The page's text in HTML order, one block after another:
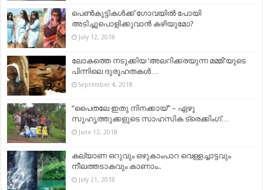
പെൺകുട്ടികൾക്ക് ഗോവയിൽ പോയി
അടിച്ചുപൊളിക്കുവാൻ കഴിയുമോ?
July 12, 2018
ലോകത്തെ നടുക്കിയ ‘അലറിക്കരയുന്ന മമ്മി’യുടെ
പിന്നിലെ ദുരൂഹതകൾ…
September 4, 2018
“പൈതലേ ഇതു നിനക്കായ്” – ഏഴു
സുഹൃത്തുക്കളുടെ സാഹസിക ട്രെക്കിംഗ്…
June 12, 2018
കല്യാണ ഒറുവും ഒഴുകാംപാറ വെള്ളച്ചാട്ടവും
നീലത്തടാകവും കാണാം..
July 21, 2018